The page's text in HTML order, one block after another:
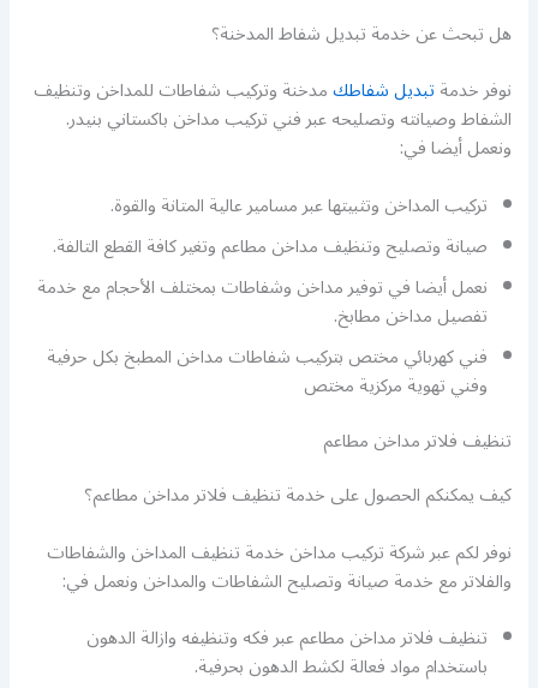
هل تبحث عن خدمة تبديل شفاط المدخنة؟
نوفر خدمةتبديل شفاطكمدخنة وتركيب شفاطات للمداخن وتنظيف
الشفاط وصيانته وتصليحه عبر فني تركيب مداخن باكستاني بنيدر.
ونعمل أيضا في:
تركيب المداخن وتثبيتها عبر مسامير عالية المتانة والقوة.
صيانة وتصليح وتنظيف مداخن مطاعم وتغير كافة القطع التالفة.
نعمل أيضا في توفير مداخن وشفاطات بمختلف الأحجام مع خدمة
تفصيل مداخن مطابخ.
فني كهربائي مختص بتركيب شفاطات مداخن المطبخ بكل حرفية
وفني تهوية مركزية مختص
تنظيف فلاتر مداخن مطاعم
كيف يمكنكم الحصول على خدمة تنظيف فلاتر مداخن مطاعم؟
نوفر لكم عبر شركة تركيب مداخن خدمة تنظيف المداخن والشفاطات
والفلاتر مع خدمة صيانة وتصليح الشفاطات والمداخن ونعمل في:
تنظيف فلاتر مداخن مطاعم عبر فكه وتنظيفه وازالة الدهون
باستخدام مواد فعالة لكشط الدهون بحرفية.